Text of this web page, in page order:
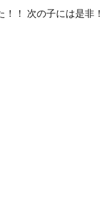
！ 次の子には是非